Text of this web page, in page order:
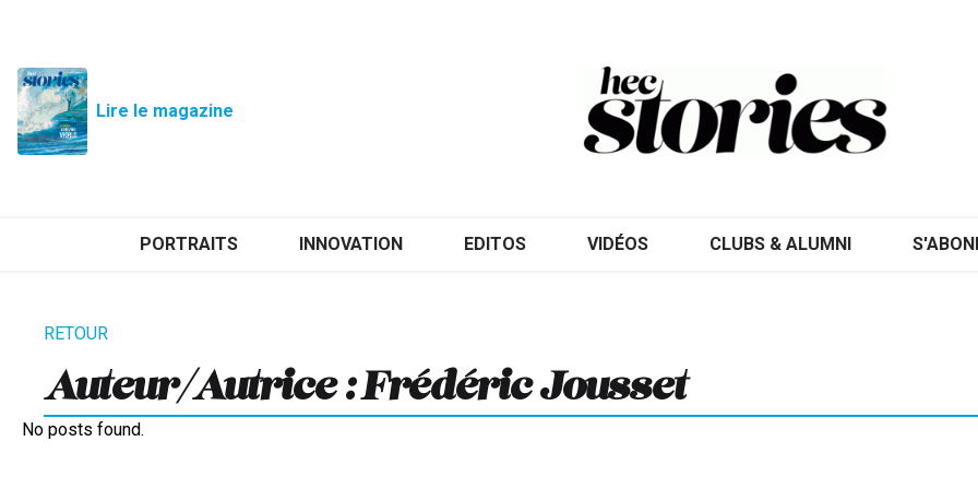
Lire le magazine
PORTRAITS INNOVATION EDITOS VIDÉOS CLUBS & ALUMNI
Auteur/autrice : Frédéric Jousset
No posts found.